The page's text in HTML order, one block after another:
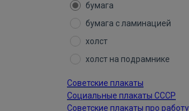
бумага
бумага с ламинацией
холст
холст на подрамнике
Советские плакаты
Социальные плакаты СССР
Советские плакаты про